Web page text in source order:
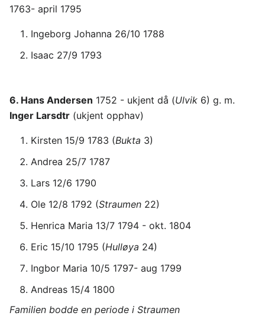
1763- april 1795
Ingeborg Johanna 26/10 1788
Isaac 27/9 1793
6. Hans Andersen 1752 - ukjent då (Ulvik 6) g. m.
Inger Larsdtr (ukjent opphav)
Kirsten 15/9 1783 (Bukta 3)
Andrea 25/7 1787
Lars 12/6 1790
Ole 12/8 1792 (Straumen 22)
Henrica Maria 13/7 1794 - okt. 1804
Eric 15/10 1795 (Hulløya 24)
Ingbor Maria 10/5 1797- aug 1799
Andreas 15/4 1800
Familien bodde en periode i Straumen